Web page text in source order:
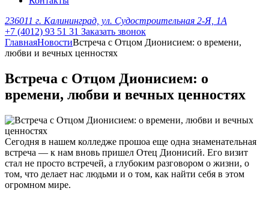
236011 г. Калининград, ул. Судостроительная 2-Я, 1А
+7 (4012) 93 51 31 Заказать звонок
ГлавнаяНовостиВстреча с Отцом Дионисием: о времени,
любви и вечных ценностях
Встреча с Отцом Дионисием: о
времени, любви и вечных ценностях
Сегодня в нашем колледже прошоа еще одна знаменательная
встреча — к нам вновь пришел Отец Дионисий. Его визит
стал не просто встречей, а глубоким разговором о жизни, о
том, что делает нас людьми и о том, как найти себя в этом
огромном мире.